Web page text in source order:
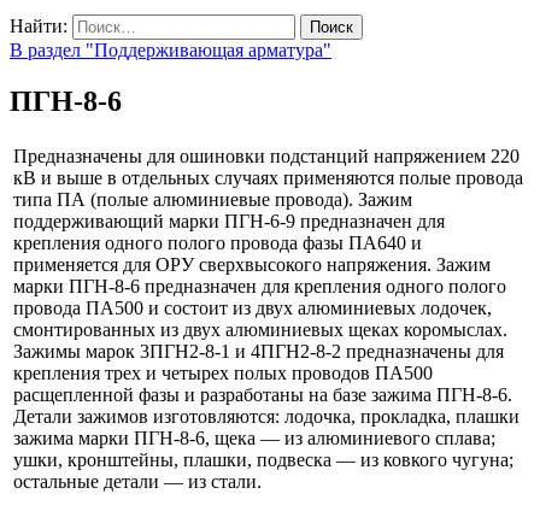
Найти:
В раздел "Поддерживающая арматура"
ПГН-8-6
Предназначены для ошиновки подстанций напряжением 220
кВ и выше в отдельных случаях применяются полые провода
типа ПА (полые алюминиевые провода). Зажим
поддерживающий марки ПГН-6-9 предназначен для
крепления одного полого провода фазы ПА640 и
применяется для ОРУ сверхвысокого напряжения. Зажим
марки ПГН-8-6 предназначен для крепления одного полого
провода ПА500 и состоит из двух алюминиевых лодочек,
смонтированных из двух алюминиевых щеках коромыслах.
Зажимы марок 3ПГН2-8-1 и 4ПГН2-8-2 предназначены для
крепления трех и четырех полых проводов ПА500
расщепленной фазы и разработаны на базе зажима ПГН-8-6.
Детали зажимов изготовляются: лодочка, прокладка, плашки
зажима марки ПГН-8-6, щека — из алюминиевого сплава;
ушки, кронштейны, плашки, подвеска — из ковкого чугуна;
остальные детали — из стали.